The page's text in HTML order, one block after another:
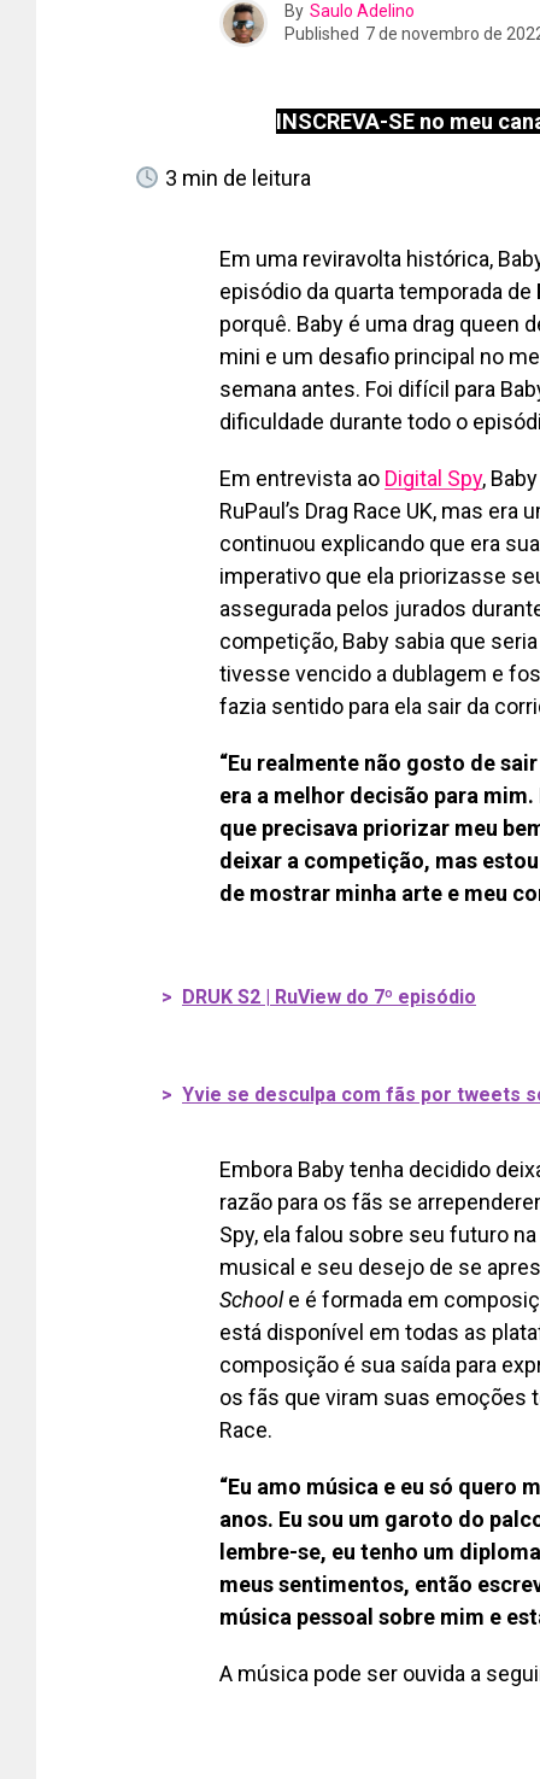
By Saulo Adelino
Published 7 de novembro de
INSCREVA-SE no meu
3 min de leitura
Em uma reviravolta histórica,
episódio da quarta temporada de
porquê. Baby é uma drag queen
mini e um desafio principal no
semana antes. Foi difícil para
dificuldade durante todo o
Em entrevista ao Digital Spy,
RuPaul’s Drag Race UK, mas
continuou explicando que era
imperativo que ela priorizasse
assegurada pelos jurados
competição, Baby sabia que
tivesse vencido a dublagem e
fazia sentido para ela sair da
“Eu realmente não gosto de
era a melhor decisão para
que precisava priorizar meu
deixar a competição, mas
de mostrar minha arte e meu
> DRUK S2 | RuView do 7º episódio
> Yvie se desculpa com fãs por tweets
Embora Baby tenha decidido
razão para os fãs se
Spy, ela falou sobre seu futuro
musical e seu desejo de se
Schoole é formada em
está disponível em todas as
composição é sua saída para
os fãs que viram suas emoções
Race.
“Eu amo música e eu só quero
anos. Eu sou um garoto do
lembre-se, eu tenho um
meus sentimentos, então
música pessoal sobre mim e
A música pode ser ouvida a